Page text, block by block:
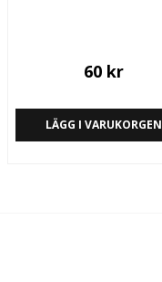
60 kr
LÄGG I VARUKORGEN